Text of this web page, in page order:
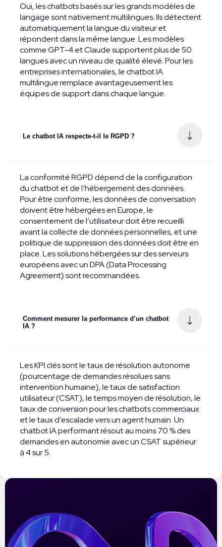
Oui, les chatbots basés sur les grands modèles de
langage sont nativement multilingues. Ils détectent
automatiquement la langue du visiteur et
répondent dans la même langue. Les modèles
comme GPT-4 et Claude supportent plus de 50
langues avec un niveau de qualité élevé. Pour les
entreprises internationales, le chatbot IA
multilingue remplace avantageusement les
équipes de support dans chaque langue.
Le chatbot IA respecte-t-il le RGPD ?
La conformité RGPD dépend de la configuration
du chatbot et de l’hébergement des données.
Pour être conforme, les données de conversation
doivent être hébergées en Europe, le
consentement de l’utilisateur doit être recueilli
avant la collecte de données personnelles, et une
politique de suppression des données doit être en
place. Les solutions hébergées sur des serveurs
européens avec un DPA (Data Processing
Agreement) sont recommandées.
Comment mesurer la performance d’un chatbot
IA ?
Les KPI clés sont le taux de résolution autonome
(pourcentage de demandes résolues sans
intervention humaine), le taux de satisfaction
utilisateur (CSAT), le temps moyen de résolution, le
taux de conversion pour les chatbots commerciaux
et le taux d’escalade vers un agent humain. Un
chatbot IA performant résout au moins 70 % des
demandes en autonomie avec un CSAT supérieur
à 4 sur 5.